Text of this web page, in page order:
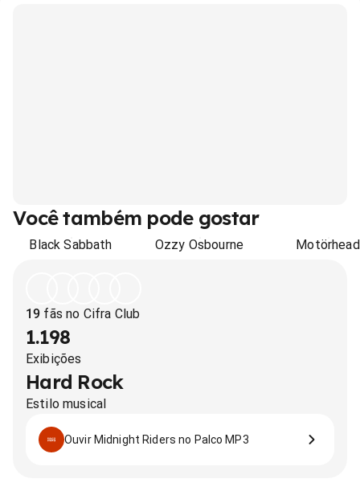
Você também pode gostar
Black Sabbath Ozzy Osbourne Motörhead
19 fãs no Cifra Club
1.198
Exibições
Hard Rock
Estilo musical
Ouvir Midnight Riders no Palco MP3